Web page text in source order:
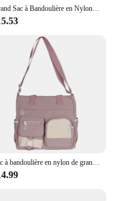
fashion and
Grand Sac à Bandoulière en Nylon de Grande Capacité pour Femme, Sacoche pour Lycéennes
Sac à bandoulière en nylon de grande capacité pour femmes, cartables pour lycéennes, sac messager, nouveau